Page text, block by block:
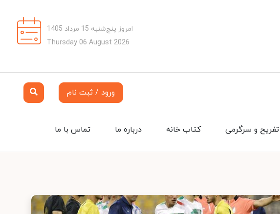
امروز پنج‌شنبه 15 مرداد 1405
Thursday 06 August 2026
ورود / ثبت نام
تماس با ما درباره ما کتاب خانه تفریح و سرگرمی